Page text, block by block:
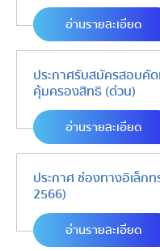
อ่านรายละเอียด
ประกาศรับสมัครสอบคั
คุ้มครองสิทธิ (ด่วน)
อ่านรายละเอียด
ประกาศ ช่องทางอิเล็
2566)
อ่านรายละเอียด